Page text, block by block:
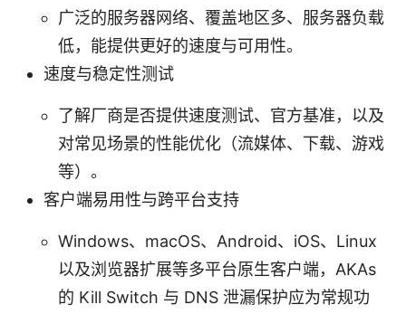
广泛的服务器网络、覆盖地区多、服务器负载
低，能提供更好的速度与可用性。
速度与稳定性测试
了解厂商是否提供速度测试、官方基准，以及
对常见场景的性能优化（流媒体、下载、游戏
等）。
客户端易用性与跨平台支持
Windows、macOS、Android、iOS、Linux
以及浏览器扩展等多平台原生客户端，AKAs
的 Kill Switch 与 DNS 泄漏保护应为常规功